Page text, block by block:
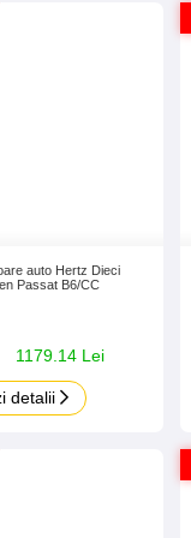
auto Hertz Dieci
Passat B6/CC
1179.14 Lei
detalii